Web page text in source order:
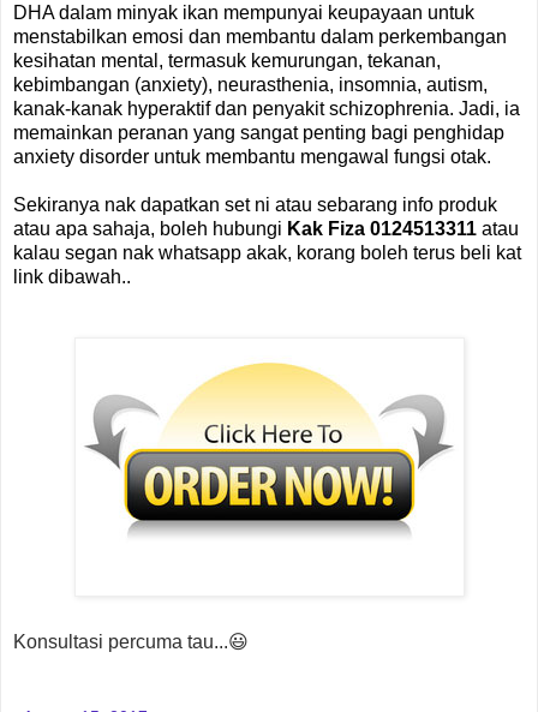
DHA dalam minyak ikan mempunyai keupayaan untuk
menstabilkan emosi dan membantu dalam perkembangan
kesihatan mental, termasuk kemurungan, tekanan,
kebimbangan (anxiety), neurasthenia, insomnia, autism,
kanak-kanak hyperaktif dan penyakit schizophrenia. Jadi, ia
memainkan peranan yang sangat penting bagi penghidap
anxiety disorder untuk membantu mengawal fungsi otak.
Sekiranya nak dapatkan set ni atau sebarang info produk
atau apa sahaja, boleh hubungi Kak Fiza 0124513311 atau
kalau segan nak whatsapp akak, korang boleh terus beli kat
link dibawah..
Konsultasi percuma tau...😃